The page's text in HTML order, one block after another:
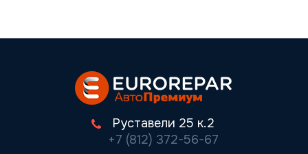
Руставели 25 к.2
+7 (812) 372-56-67